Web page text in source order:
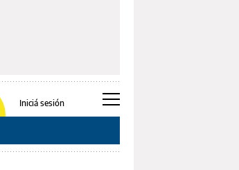
Iniciá sesión